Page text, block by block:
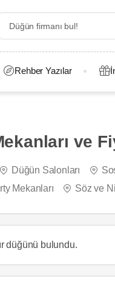
Rehber Yazılar
ve
Düğün Salonları
Mekanları Söz ve
düğünü bulundu.